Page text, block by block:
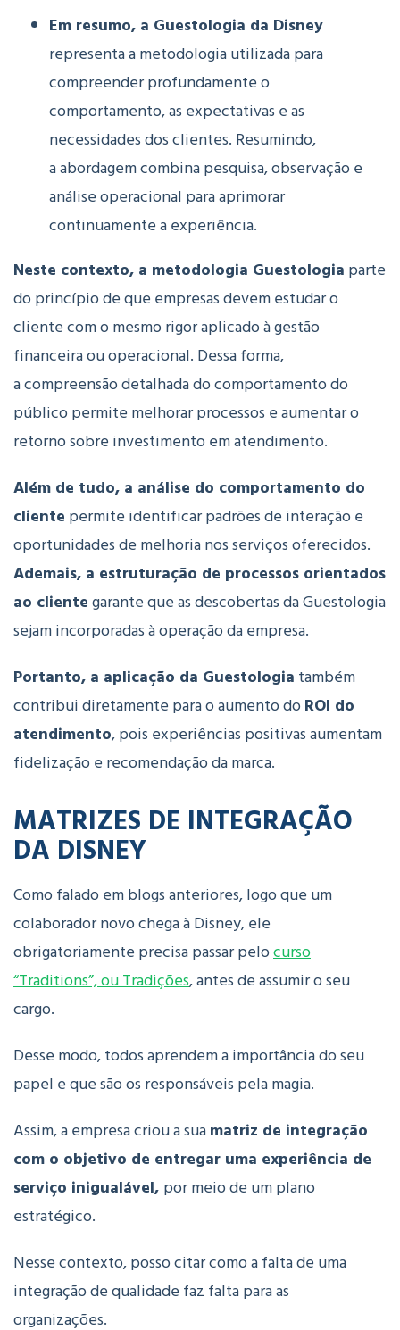
Em resumo, a Guestologia da Disney
representaametodologiautilizadapara
compreenderprofundamenteo
comportamento,as expectativas eas
necessidadesdosclientes. Resumindo,
aabordagemcombinapesquisa,observaçãoe
análiseoperacional paraaprimorar
continuamenteaexperiência.
Neste contexto, a metodologia Guestologia parte
doprincípiodeque empresasdevemestudaro
clientecomomesmorigoraplicadoàgestão
financeiraouoperacional. Dessa forma,
acompreensãodetalhadadocomportamentodo
públicopermite melhorarprocessos eaumentaro
retornosobre investimentoematendimento.
Além de tudo, a análise do comportamento do
cliente permite identificarpadrõesde interaçãoe
oportunidadesde melhorianosserviçosoferecidos.
Ademais, a estruturação de processos orientados
ao clientegarantequeasdescobertasdaGuestologia
sejamincorporadasàoperaçãodaempresa.
Portanto, a aplicação da Guestologia também
contribuidiretamente paraoaumentodoROI do
atendimento,pois experiências positivasaumentam
fidelizaçãoe recomendaçãodamarca.
MATRIZES DE INTEGRAÇÃO
DA DISNEY
Como falado em blogs anteriores, logo que um
colaborador novo chega à Disney, ele
obrigatoriamente precisa passar pelocurso
“Traditions”, ou Tradições, antes de assumir o seu
cargo.
Desse modo, todos aprendem a importância do seu
papel e que são os responsáveis pela magia.
Assim, a empresa criou a suamatriz de integração
com o objetivo de entregar uma experiência de
serviço inigualável, por meio de um plano
estratégico.
Nesse contexto, posso citar como a falta de uma
integração de qualidade faz falta para as
organizações.